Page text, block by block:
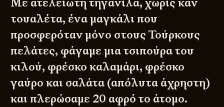
τουαλέτα, ένα μαγκάλι που
προσφερόταν μόνο στους Τούρκους
πελάτες, φάγαμε μια τσιπούρα του
κιλού, φρέσκο καλαμάρι, φρέσκο
γαύρο και σαλάτα (απόλυτα άχρηστη)
και πλερώσαμε 20 αφρό το άτομο.